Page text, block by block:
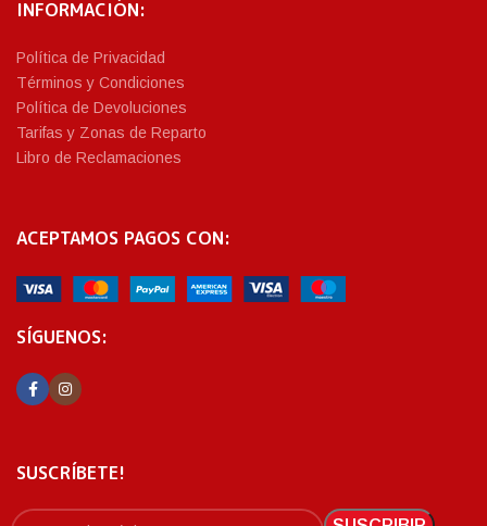
INFORMACIÓN:
Política de Privacidad
Términos y Condiciones
Política de Devoluciones
Tarifas y Zonas de Reparto
Libro de Reclamaciones
ACEPTAMOS PAGOS CON:
SÍGUENOS:
SUSCRÍBETE!